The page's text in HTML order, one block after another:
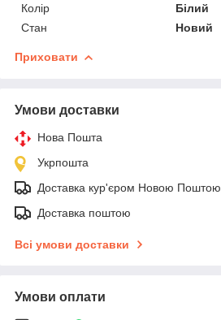
Колір
Білий
Стан
Новий
Приховати
Умови доставки
Нова Пошта
Укрпошта
Доставка кур'єром Новою Поштою
Доставка поштою
Всі умови доставки
Умови оплати